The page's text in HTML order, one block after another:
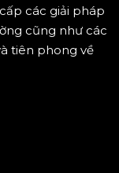
các giải pháp
cũng như các
tiên phong về